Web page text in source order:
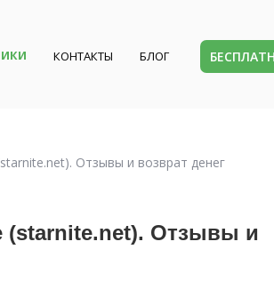
КОНТАКТЫ БЛОГ
Отзывы и возврат денег
(starnite.net). Отзывы и